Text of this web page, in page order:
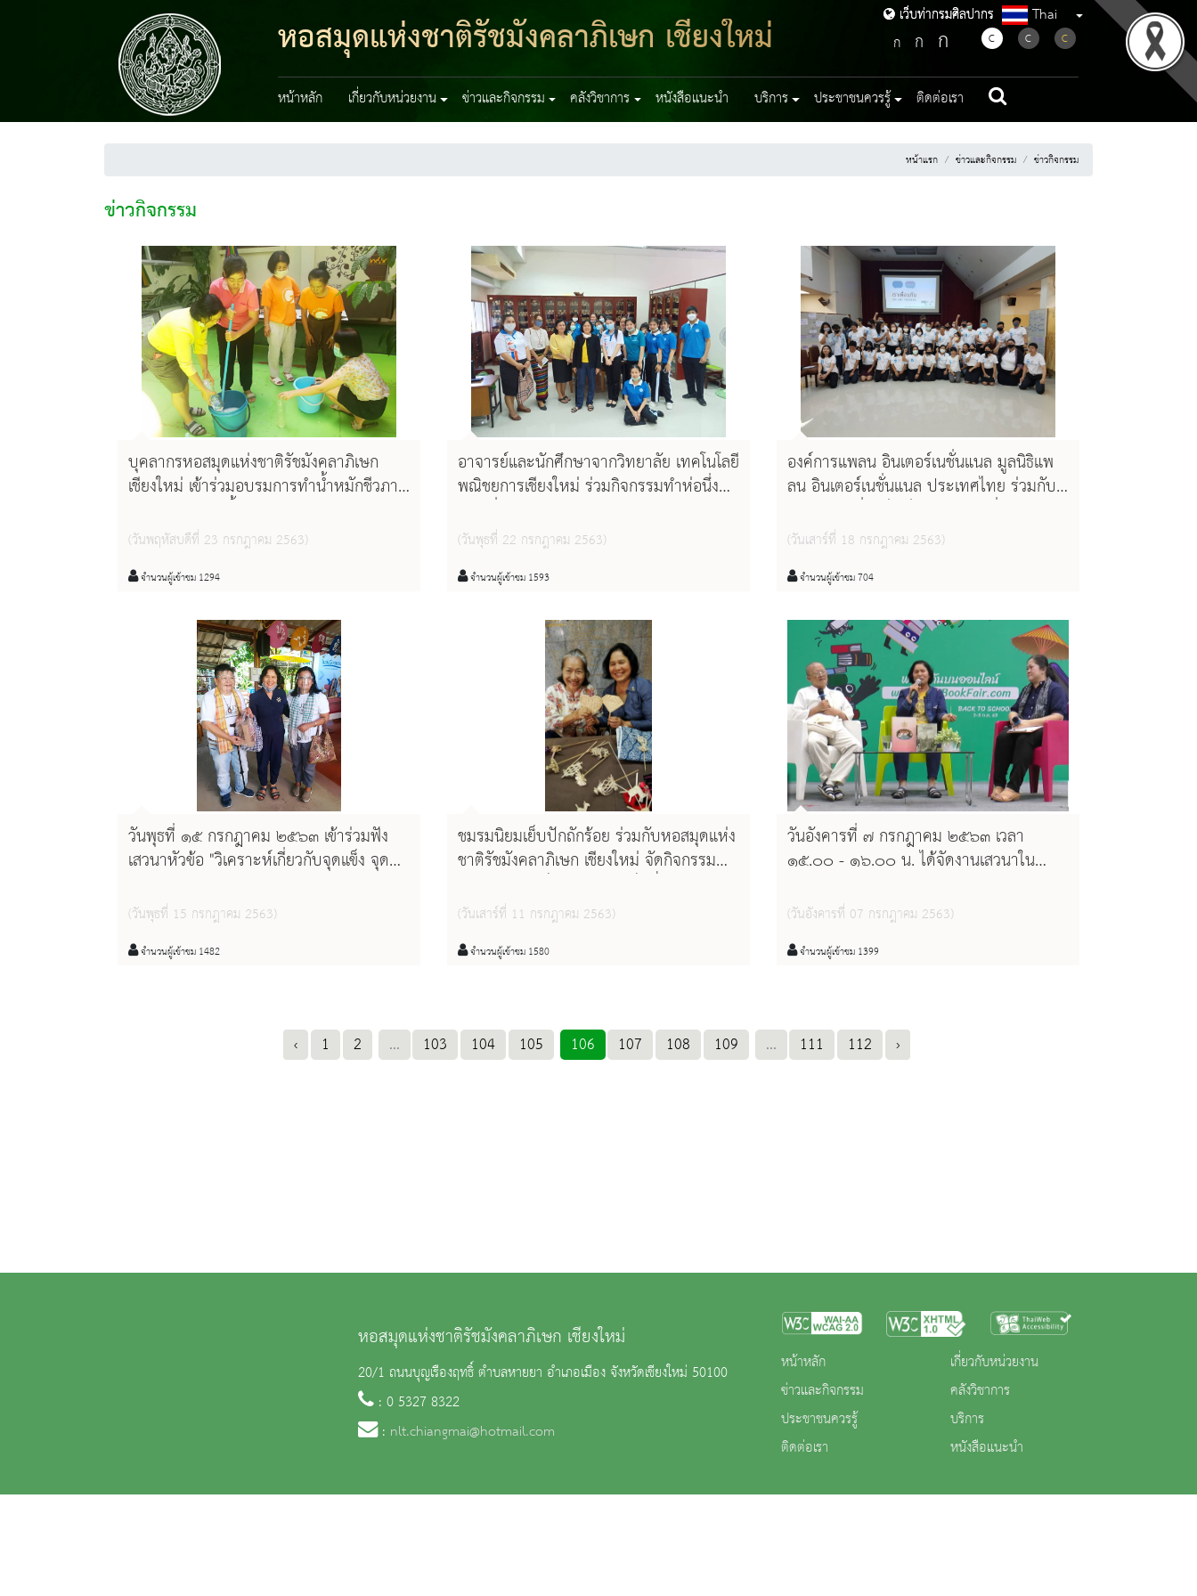
เว็บท่ากรมศิลปากร
หอสมุดแห่งชาติรัชมังคลาภิเษก เชียงใหม่ เว็บท่ากรมศิลปากร Thai
ก ก ก C C C
หน้าหลัก เกี่ยวกับหน่วยงาน ข่าวและกิจกรรม คลังวิชาการ หนังสือแนะนำ บริการ ประชาชนควรรู้ ติดต่อเรา
หน้าแรก ข่าวและกิจกรรม ข่าวกิจกรรม
ข่าวกิจกรรม
บุคลากรหอสมุดแห่งชาติรัชมังคลาภิเษก
เชียงใหม่ เข้าร่วมอบรมการทำน้ำหมักชีวภาพ
เพื่อทำความสะอาดห้องน้ำ และน้ำยาล้าง
จาน ใช้ในหอสมุดแห่งชาติรัชมังคลาภิเษก
เชียงใหม่
(วันพฤหัสบดีที่ 23 กรกฎาคม 2563)
จำนวนผู้เข้าชม 1294
อาจารย์และนักศึกษาจากวิทยาลัย เทคโนโลยี
พณิชยการเชียงใหม่ ร่วมกิจกรรมทำห่อนึ่งปลี
มังคลาภิเษก เชียงใหม่
(วันพุธที่ 22 กรกฎาคม 2563)
จำนวนผู้เข้าชม 1593
องค์การแพลน อินเตอร์เนชั่นแนล มูลนิธิแพ
ลน อินเตอร์เนชั่นแนล ประเทศไทย ร่วมกับ
(มหาชน) และสำนักข่าวเด็กและเยาวชน
จังหวัดพะเยา ได้ร่วมดำเนินงาน โครงการรู้
เท่าทัน เฝ้าระวังความรุนแรงในโลกออนไลน์
เยาวชนมีภูมิคุ้นกันสำหรับการใช้ชีวิตในโลก
ออนไลน์
(วันเสาร์ที่ 18 กรกฎาคม 2563)
จำนวนผู้เข้าชม 704
วันพุธที่ ๑๕ กรกฎาคม ๒๕๖๓ เข้าร่วมฟัง
เสวนาหัวข้อ "วิเคราะห์เกี่ยวกับจุดแข็ง จุด
สหกรณ์"
(วันพุธที่ 15 กรกฎาคม 2563)
จำนวนผู้เข้าชม 1482
ชมรมนิยมเย็บปักถักร้อย ร่วมกับหอสมุดแห่ง
ชาติรัชมังคลาภิเษก เชียงใหม่ จัดกิจกรรม
(วันเสาร์ที่ 11 กรกฎาคม 2563)
จำนวนผู้เข้าชม 1580
วันอังคารที่ ๗ กรกฎาคม ๒๕๖๓ เวลา
๑๕.๐๐ - ๑๖.๐๐ น. ได้จัดงานเสวนาใน
ภาพรวมการอ่านของชาวเชียงใหม่ และ
สถานการณ์ในอนาคต” ในกิจกรรมในงาน
เชียงใหม่บุ๊คแฟร์ ครั้งที่ ๕
(วันอังคารที่ 07 กรกฎาคม 2563)
จำนวนผู้เข้าชม 1399
‹ 1 2 ... 103 104 105 106 107 108 109 ... 111 112 ›
หอสมุดแห่งชาติรัชมังคลาภิเษก เชียงใหม่
20/1 ถนนบุญเรืองฤทธิ์ ตำบลหายยา อำเภอเมือง จังหวัดเชียงใหม่ 50100
: 0 5327 8322
: nlt.chiangmai@hotmail.com
หน้าหลัก
ข่าวและกิจกรรม
ประชาชนควรรู้
ติดต่อเรา
เกี่ยวกับหน่วยงาน
คลังวิชาการ
บริการ
หนังสือแนะนำ